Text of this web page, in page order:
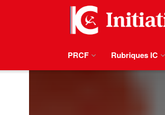
PRCF Rubriques IC